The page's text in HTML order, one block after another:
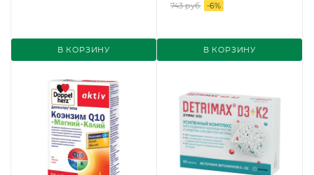
В КОРЗИНУ
743 руб. -6%
В КОРЗИНУ